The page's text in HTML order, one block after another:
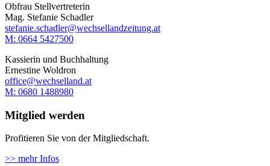
Obfrau Stellvertreterin
Mag. Stefanie Schadler
stefanie.schadler@wechsellandzeitung.at
M: ‭0664 5427500‬
Kassierin und Buchhaltung
Ernestine Woldron
office@wechselland.at
M: ‭0680 1488980‬
Mitglied werden
Profitieren Sie von der Mitgliedschaft.
>> mehr Infos